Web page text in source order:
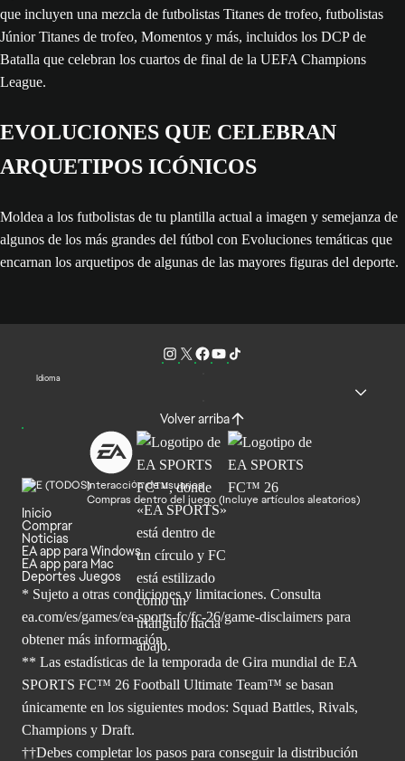
que incluyen una mezcla de futbolistas Titanes de trofeo, futbolistas
Júnior Titanes de trofeo, Momentos y más, incluidos los DCP de
Batalla que celebran los cuartos de final de la UEFA Champions
League.
EVOLUCIONES QUE CELEBRAN
ARQUETIPOS ICÓNICOS
Moldea a los futbolistas de tu plantilla actual a imagen y semejanza de
algunos de los más grandes del fútbol con Evoluciones temáticas que
encarnan los arquetipos de algunas de las mayores figuras del deporte.
Idioma
Volver arriba
Interacción de usuarios
Compras dentro del juego (Incluye artículos aleatorios)
Inicio
Comprar
Noticias
EA app para Windows
EA app para Mac
Deportes Juegos
* Sujeto a otras condiciones y limitaciones. Consulta
ea.com/es/games/ea-sports-fc/fc-26/game-disclaimers para
obtenermás información.
** Las estadísticas de la temporada de Gira mundial de EA
SPORTS FC™ 26 Football Ultimate Team™ se basan
únicamente en los siguientes modos: Squad Battles, Rivals,
Champions y Draft.
††Debes completar los pasos para conseguir la distribución